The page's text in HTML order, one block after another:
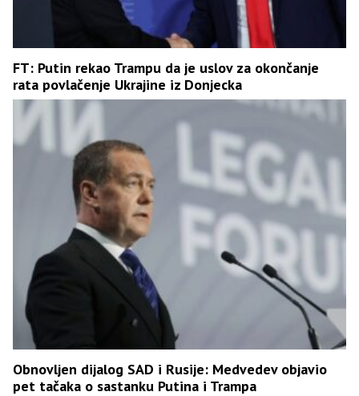
FT: Putin rekao Trampu da je uslov za okončanje
rata povlačenje Ukrajine iz Donjecka
Obnovljen dijalog SAD i Rusije: Medvedev objavio
pet tačaka o sastanku Putina i Trampa